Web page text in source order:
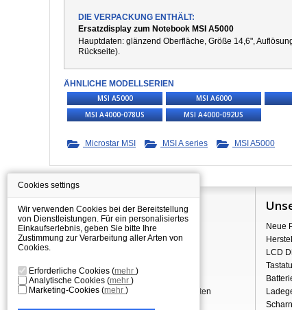
DIE VERPACKUNG ENTHÄLT:
Ersatzdisplay zum Notebook MSI A5000
Hauptdaten: g länzend Oberfläche, Größe 14,6",
Rückseite).
ÄHNLICHE MODELLSERIEN
MSI A5000
MSI A6000
MSI A4000-078US
MSI A4000-092US
Microstar MSI MSI A series MSI A5000
Information
Über Shopping
Versand
Reklamation & Widerrufsrecht
Geschäftsbedingungen
Verarbeitung personenbezogener Daten
Neue
LCD
Cookies settings
Wir verwenden Cookies bei der Bereitstellung
von Dienstleistungen. Für ein personalisiertes
Einkaufserlebnis, geben Sie bitte Ihre
Zustimmung zur Verarbeitung aller Arten von
Cookies.
Erforderliche Cookies (mehr )
Analytische Cookies (mehr )
Marketing-Cookies (mehr )